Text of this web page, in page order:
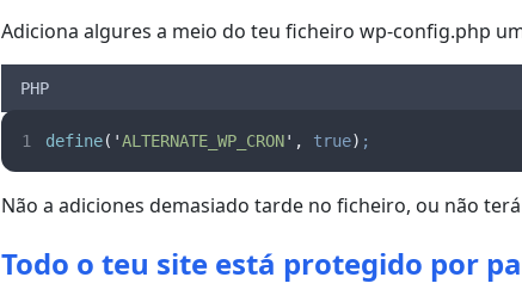
Adiciona algures a meio do teu ficheiro wp-config.php
PHP
define( 'ALTERNATE_WP_CRON' , true) ;
Não a adiciones demasiado tarde no ficheiro, ou não
Todo o teu site está protegido por